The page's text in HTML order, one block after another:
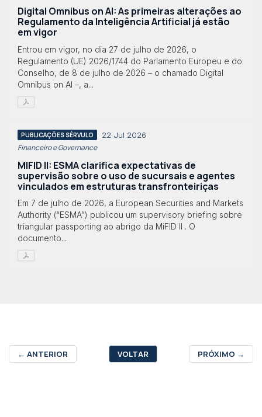
Digital Omnibus on AI: As primeiras alterações ao
Regulamento da Inteligência Artificial já estão
em vigor
Entrou em vigor, no dia 27 de julho de 2026, o
Regulamento (UE) 2026/1744 do Parlamento Europeu e do
Conselho, de 8 de julho de 2026 – o chamado Digital
Omnibus on AI –, a...
PUBLICAÇÕES SÉRVULO 22 Jul 2026
Financeiro e Governance
MIFID II: ESMA clarifica expectativas de
supervisão sobre o uso de sucursais e agentes
vinculados em estruturas transfronteiriças
Em 7 de julho de 2026, a European Securities and Markets
Authority (“ESMA”) publicou um supervisory briefing sobre
triangular passporting ao abrigo da MiFID II . O
documento...
← ANTERIOR VOLTAR PRÓXIMO →